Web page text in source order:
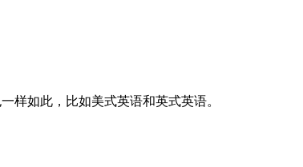
样如此，比如美式英语和英式英语。